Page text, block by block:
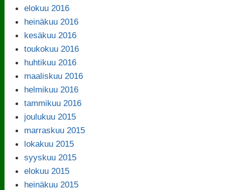
elokuu 2016
heinäkuu 2016
kesäkuu 2016
toukokuu 2016
huhtikuu 2016
maaliskuu 2016
helmikuu 2016
tammikuu 2016
joulukuu 2015
marraskuu 2015
lokakuu 2015
syyskuu 2015
elokuu 2015
heinäkuu 2015